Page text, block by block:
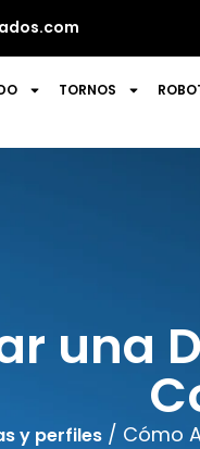
TORNOS
una
y perfiles/ Cómo